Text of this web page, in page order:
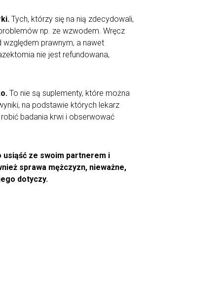
Tych, którzy się na nią zdecydowali,
np. ze wzwodem. Wręcz
względem prawnym, a nawet
nie jest refundowana,
To nie są suplementy, które można
na podstawie których lekarz
badania krwi i obserwować
usiąść ze swoim partnerem i
sprawa mężczyzn, nieważne,
dotyczy.